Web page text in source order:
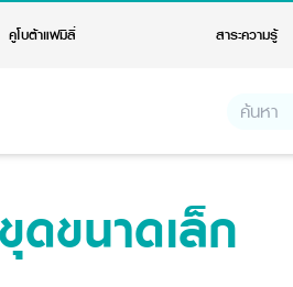
คูโบต้าแฟมิลี่ สาระความรู้
ดขนาดเล็ก